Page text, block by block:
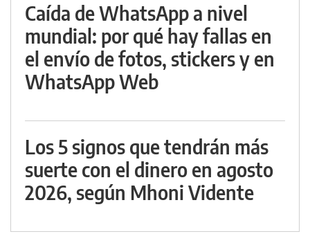
Caída de WhatsApp a nivel
mundial: por qué hay fallas en
el envío de fotos, stickers y en
WhatsApp Web
Los 5 signos que tendrán más
suerte con el dinero en agosto
2026, según Mhoni Vidente